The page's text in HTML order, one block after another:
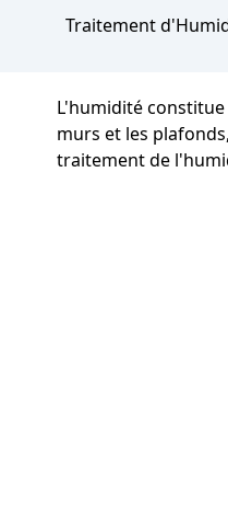
Traitement
L'humidité
murs et les
traitement de